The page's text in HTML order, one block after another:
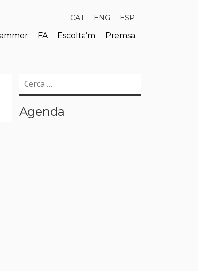
CAT ENG ESP
FA Escolta’m Premsa
Cerca:
Agenda